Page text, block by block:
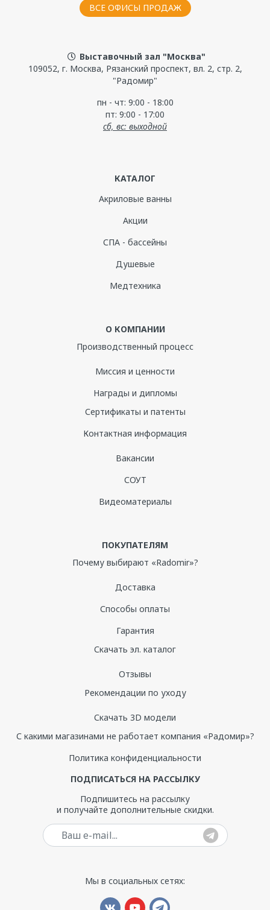
ВСЕ ОФИСЫ ПРОДАЖ
Выставочный зал "Москва"
109052, г. Москва, Рязанский проспект, вл. 2, стр. 2,
"Радомир"
пн - чт: 9:00 - 18:00
пт: 9:00 - 17:00
сб, вс: выходной
КАТАЛОГ
Акриловые ванны
Акции
СПА - бассейны
Душевые
Медтехника
О КОМПАНИИ
Производственный процесс
Миссия и ценности
Награды и дипломы
Сертификаты и патенты
Контактная информация
Вакансии
СОУТ
Видеоматериалы
ПОКУПАТЕЛЯМ
Почему выбирают «Radomir»?
Доставка
Способы оплаты
Гарантия
Скачать эл. каталог
Отзывы
Рекомендации по уходу
Скачать 3D модели
С какими магазинами не работает компания «Радомир»?
Политика конфиденциальности
ПОДПИСАТЬСЯ НА РАССЫЛКУ
Подпишитесь на рассылку
и получайте дополнительные скидки.
Мы в социальных сетях: